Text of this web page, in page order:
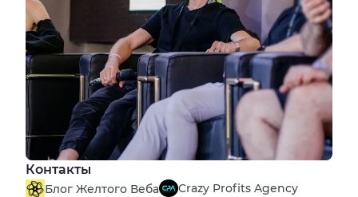
Контакты
Блог Желтого Веба Crazy Profits Agency